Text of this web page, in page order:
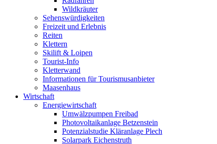
Wildkräuter
Sehenswürdigkeiten
Freizeit und Erlebnis
Reiten
Klettern
Skilift & Loipen
Tourist-Info
Kletterwand
Informationen für Tourismusanbieter
Maasenhaus
Wirtschaft
Energiewirtschaft
Umwälzpumpen Freibad
Photovoltaikanlage Betzenstein
Potenzialstudie Kläranlage Plech
Solarpark Eichenstruth